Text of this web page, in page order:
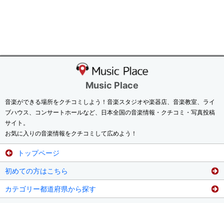
Music Place
音楽ができる場所をクチコミしよう！音楽スタジオや楽器店、音楽教室、ライ
ブハウス、コンサートホールなど、日本全国の音楽情報・クチコミ・写真投稿
サイト。
お気に入りの音楽情報をクチコミして広めよう！
トップページ
初めての方はこちら
カテゴリー都道府県から探す